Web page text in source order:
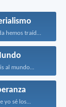
Porque nada hemos traído...
al mundo...
yo sé los...